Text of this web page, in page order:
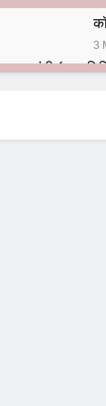
3
भारतीय राजनीति में आज भी